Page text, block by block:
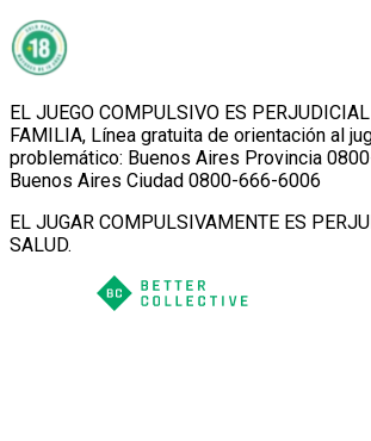
EL JUEGO COMPULSIVO ES
FAMILIA, Línea gratuita de orientación al
problemático: Buenos Aires Provincia
Buenos Aires Ciudad 0800-666-6006
EL JUGAR COMPULSIVAMENTE ES
SALUD.